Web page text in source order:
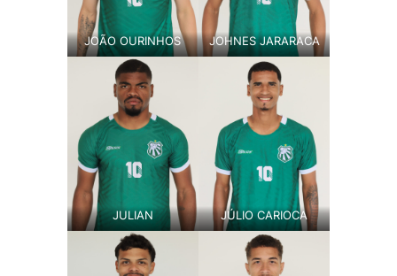
JOÃO OURINHOS JOHNES JARARACA
JULIAN JÚLIO CARIOCA